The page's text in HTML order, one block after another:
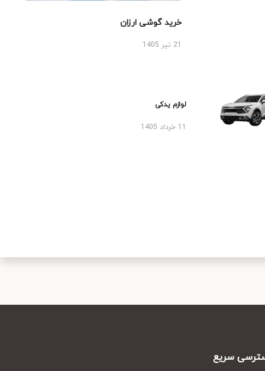
خرید گوشی ارزان
لوازم یدکی
سریع